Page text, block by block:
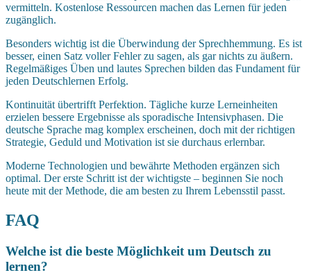
vermitteln. Kostenlose Ressourcen machen das Lernen für jeden
zugänglich.
Besonders wichtig ist die Überwindung der Sprechhemmung. Es ist
besser, einen Satz voller Fehler zu sagen, als gar nichts zu äußern.
Regelmäßiges Üben und lautes Sprechen bilden das Fundament für
jeden Deutschlernen Erfolg.
Kontinuität übertrifft Perfektion. Tägliche kurze Lerneinheiten
erzielen bessere Ergebnisse als sporadische Intensivphasen. Die
deutsche Sprache mag komplex erscheinen, doch mit der richtigen
Strategie, Geduld und Motivation ist sie durchaus erlernbar.
Moderne Technologien und bewährte Methoden ergänzen sich
optimal. Der erste Schritt ist der wichtigste – beginnen Sie noch
heute mit der Methode, die am besten zu Ihrem Lebensstil passt.
FAQ
Welche ist die beste Möglichkeit um Deutsch zu
lernen?